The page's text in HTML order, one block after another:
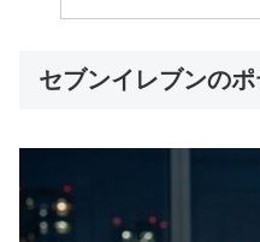
セブンイレブンの